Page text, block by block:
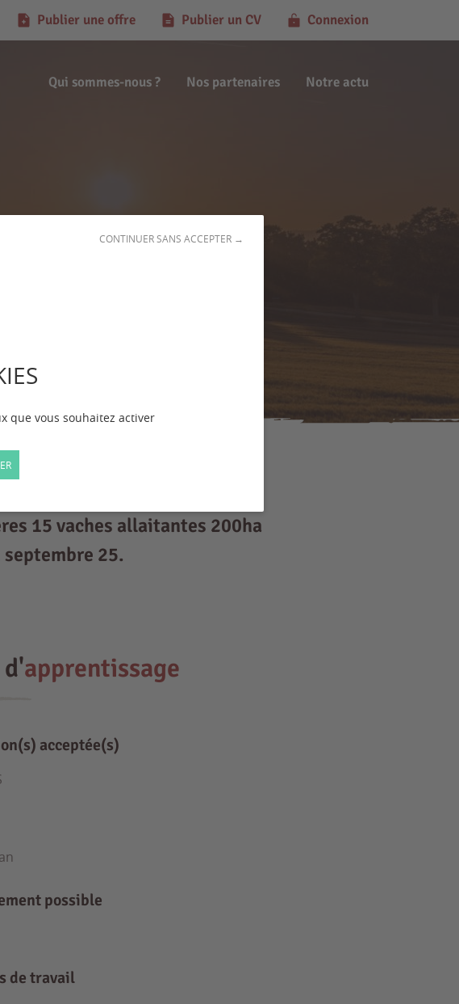
que vous souhaitez activer
CONTINUER SANS ACCEPTER →
Qui sommes-nous ? Nos partenaires Notre actu
Publier une offre Publier un CV Connexion
15 vaches allaitantes 200ha
25.
apprentissage
acceptée(s)
possible
de travail